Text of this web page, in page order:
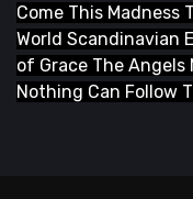
Come This Madness
World Scandinavian
of Grace The Angels
Nothing Can Follow